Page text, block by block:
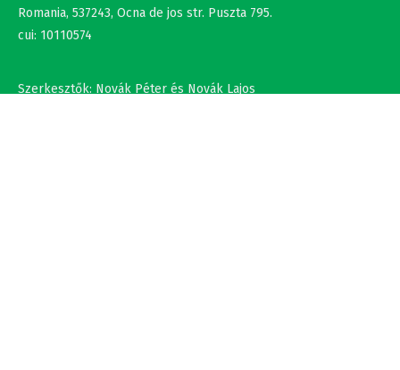
cui: 10110574
+36302308877 , +40737875931